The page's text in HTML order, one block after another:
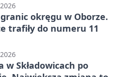
okręgu w Oborze.
trafiły do numeru 11
w Składowicach po